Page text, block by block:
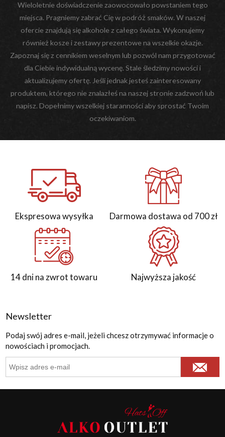
Wieloletnie doświadczenie zaowocowało powstaniem tego
miejsca. Pragniemy zabrać Cię w podróż smaków. W naszej
ofercie znajdują się alkohole z całego świata. Wykonujemy
również kosze i zestawy prezentowe na wszelkie okazje.
Zapoznaj się z cennikiem weselnym lub pozwól nam przygotować
dla Ciebie indywidualną wycenę. Stale śledzimy nowości i
aktualizujemy ofertę. Jeśli jednak jesteś zainteresowany
produktem, którego nie znalazłeś na naszej stronie zadzwoń lub
napisz. Dopełnimy wszelkiej staranności aby sprostać Twoim
oczekiwaniom.
Ekspresowa wysyłka Darmowa dostawa od 700 zł
14 dni na zwrot towaru Najwyższa jakość
Newsletter
Podaj swój adres e-mail, jeżeli chcesz otrzymywać informacje o
nowościach i promocjach.